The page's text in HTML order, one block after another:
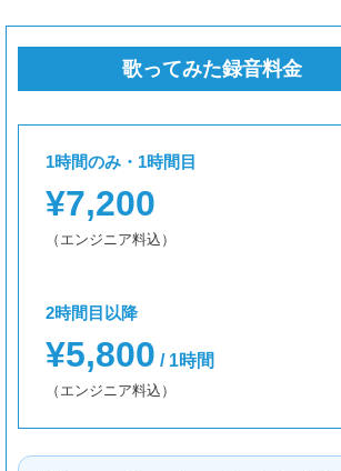
歌ってみた録音料金
1時間のみ・1時間目
¥7,200
（エンジニア料込）
2時間目以降
¥5,800 / 1時間
（エンジニア料込）